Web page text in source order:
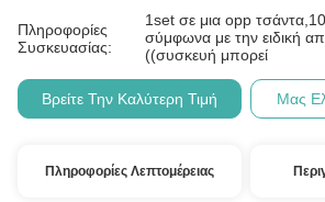
Πληροφορίες
Συσκευασίας:
1set σε μια opp
σύμφωνα με την ειδική
((συσκευή μπορεί
Βρείτε Την Καλύτερη Τιμή Μας
Πληροφορίες Λεπτομέρειας